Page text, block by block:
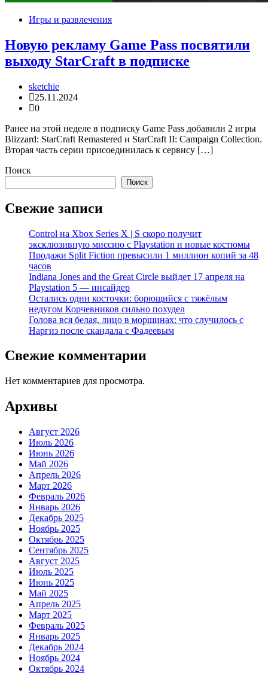
Игры и развлечения
Новую рекламу Game Pass посвятили
выходу StarCraft в подписке
sketchie
25.11.2024
0
Ранее на этой неделе в подписку Game Pass добавили 2 игры
Blizzard: StarCraft Remastered и StarCraft II: Campaign Collection.
Вторая часть серии присоединилась к сервису […]
Поиск
Поиск
Свежие записи
Control на Xbox Series X | S скоро получит
эксклюзивную миссию с Playstation и новые костюмы
Продажи Split Fiction превысили 1 миллион копий за 48
часов
Indiana Jones and the Great Circle выйдет 17 апреля на
Playstation 5 — инсайдер
Остались одни косточки: борющийся с тяжёлым
недугом Корчевников сильно похудел
Голова вся белая, лицо в морщинах: что случилось с
Наргиз после скандала с Фадеевым
Свежие комментарии
Нет комментариев для просмотра.
Архивы
Август 2026
Июль 2026
Июнь 2026
Май 2026
Апрель 2026
Март 2026
Февраль 2026
Январь 2026
Декабрь 2025
Ноябрь 2025
Октябрь 2025
Сентябрь 2025
Август 2025
Июль 2025
Июнь 2025
Май 2025
Апрель 2025
Март 2025
Февраль 2025
Январь 2025
Декабрь 2024
Ноябрь 2024
Октябрь 2024